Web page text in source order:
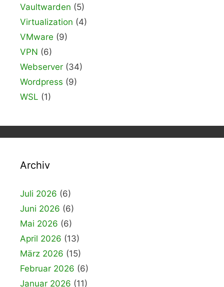
Vaultwarden (5)
Virtualization (4)
VMware (9)
VPN (6)
Webserver (34)
Wordpress (9)
WSL (1)
Archiv
Juli 2026 (6)
Juni 2026 (6)
Mai 2026 (6)
April 2026 (13)
März 2026 (15)
Februar 2026 (6)
Januar 2026 (11)